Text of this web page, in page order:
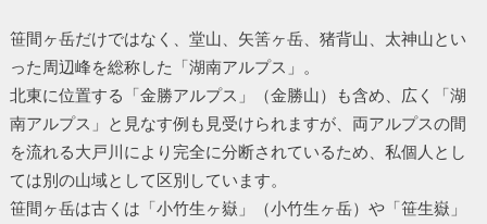
笹間ヶ岳だけではなく、堂山、矢筈ヶ岳、猪背山、太神山とい
った周辺峰を総称した「湖南アルプス」。
北東に位置する「金勝アルプス」（金勝山）も含め、広く「湖
南アルプス」と見なす例も見受けられますが、両アルプスの間
を流れる大戸川により完全に分断されているため、私個人とし
ては別の山域として区別しています。
笹間ヶ岳は古くは「小竹生ヶ嶽」（小竹生ヶ岳）や「笹生嶽」